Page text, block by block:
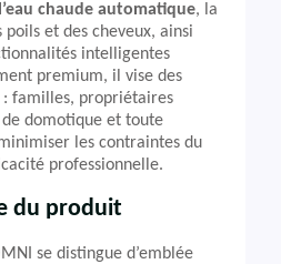
chaude automatique, la
et des cheveux, ainsi
intelligentes
premium, il vise des
familles, propriétaires
domotique et toute
les contraintes du
professionnelle.
du produit
se distingue d’emblée